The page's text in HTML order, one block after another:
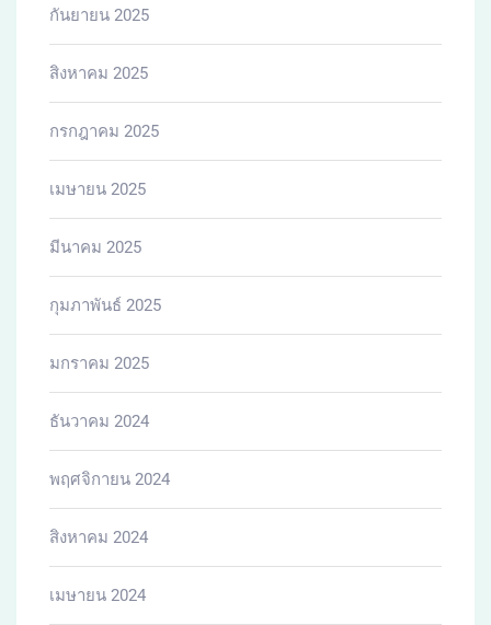
กันยายน 2025
สิงหาคม 2025
กรกฎาคม 2025
เมษายน 2025
มีนาคม 2025
กุมภาพันธ์ 2025
มกราคม 2025
ธันวาคม 2024
พฤศจิกายน 2024
สิงหาคม 2024
เมษายน 2024